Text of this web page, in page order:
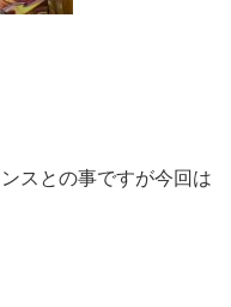
スとの事ですが今回は